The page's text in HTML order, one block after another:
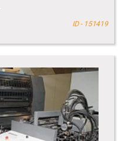
ID - 151419